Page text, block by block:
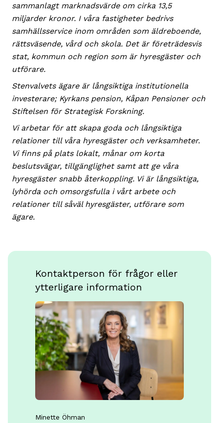
sammanlagt marknadsvärde om cirka 13,5
miljarder kronor. I våra fastigheter bedrivs
samhällsservice inom områden som äldreboende,
rättsväsende, vård och skola. Det är företrädesvis
stat, kommun och region som är hyresgäster och
utförare.
Stenvalvets ägare är långsiktiga institutionella
investerare; Kyrkans pension, Kåpan Pensioner och
Stiftelsen för Strategisk Forskning.
Vi arbetar för att skapa goda och långsiktiga
relationer till våra hyresgäster och verksamheter.
Vi finns på plats lokalt, månar om korta
beslutsvägar, tillgänglighet samt att ge våra
hyresgäster snabb återkoppling. Vi är långsiktiga,
lyhörda och omsorgsfulla i vårt arbete och
relationer till såväl hyresgäster, utförare som
ägare.
Kontaktperson för frågor eller
ytterligare information
Minette Öhman